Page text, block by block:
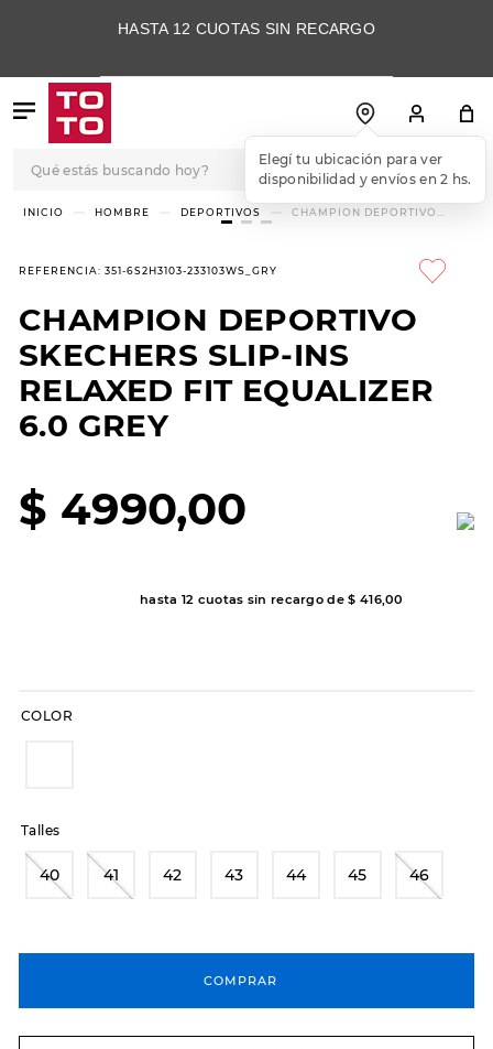
HASTA 12 CUOTAS SIN RECARGO
HOMBRE DEPORTIVOS
CHAMPION DEPORTIVO
REFERENCIA: 351-6S2H3103-233103WS_GRY
CHAMPION DEPORTIVO
SKECHERS SLIP-INS
RELAXED FIT EQUALIZER
6.0 GREY
$ 4990,00
hasta 12 cuotas sin recargo de$ 416,00
COLOR
Talles
40 41 42 43 44 45 46
COMPRAR
TÉRMINOS MÁS
BUSCADOS
1.
3.
skechers slip-ins
4.
championes
botas dama